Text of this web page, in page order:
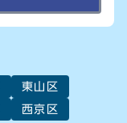
東山区
西京区